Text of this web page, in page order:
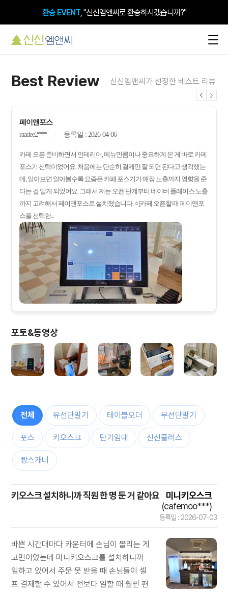
환승 EVENT, "신신엠앤씨로 환승하시겠습니까?"
Best Review 신신엠앤씨가 선정한 베스트 리뷰
페이앤포스
raadee2***
등록일 : 2026-04-06
카페 오픈 준비하면서 인테리어, 메뉴만큼이나 중요하게 본 게 바로 카페
포스기 선택이었어요. 처음에는 단순히 결제만 잘 되면 된다고 생각했는
데, 알아보면 알아볼수록 요즘은 카페 포스기가 매장 노출까지 영향을 준
다는 걸 알게 되었어요. 그래서 저는 오픈 단계부터 네이버 플레이스 노출
까지 고려해서 페이앤포스로 설치했습니다. ⭐[카페 오픈할 때 페이앤포
스를 선택한...
포토&동영상
전체 유선단말기 테이블오더 무선단말기
포스 키오스크 단기임대 신신플러스
빵스캐너
키오스크 설치하니까 직원 한 명 둔 거 같아요
미니키오스크
(cafemoo***)
등록일 : 2026-07-03
바쁜 시간대마다 카운터에 손님이 몰리는 게
고민이었는데 미니키오스크를 설치하니까
일하고 있어서 주문 못 받을 때 손님들이 셀
프 결제할 수 있어서 전보다 일할 때 훨씬 편